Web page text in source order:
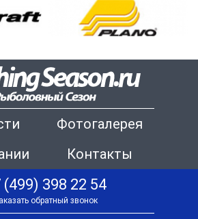
Фотогалерея
Контакты
(499) 398 22 54
обратный звонок